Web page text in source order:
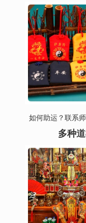
如何助运？联系
多种